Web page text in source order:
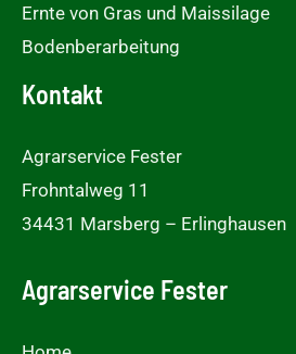
Ernte von Gras und Maissilage
Bodenberarbeitung
Kontakt
Agrarservice Fester
Frohntalweg 11
34431 Marsberg – Erlinghausen
Agrarservice Fester